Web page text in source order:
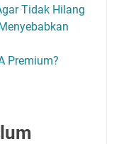
Tidak Hilang
Premium?